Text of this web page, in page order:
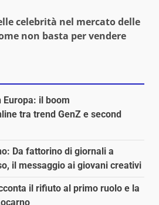
celebrità nel mercato delle
non basta per vendere
il boom
tra trend GenZ e second
Da fattorino di giornali a
il messaggio ai giovani creativi
il rifiuto al primo ruolo e la